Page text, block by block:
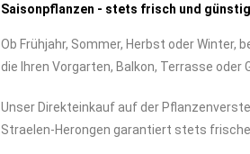
Saisonpflanzen - stets frisch und
Ob Frühjahr, Sommer, Herbst oder Winter,
die Ihren Vorgarten, Balkon, Terrasse oder
Unser Direkteinkauf auf der
Straelen-Herongen garantiert stets